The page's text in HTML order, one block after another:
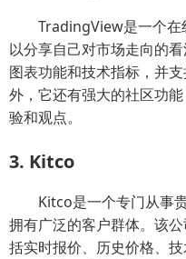
TradingView是一个在
以分享自己对市场走向的
图表功能和技术指标，并
外，它还有强大的社区功
验和观点。
3. Kitco
Kitco是一个专门从事
拥有广泛的客户群体。该
括实时报价、历史价格、